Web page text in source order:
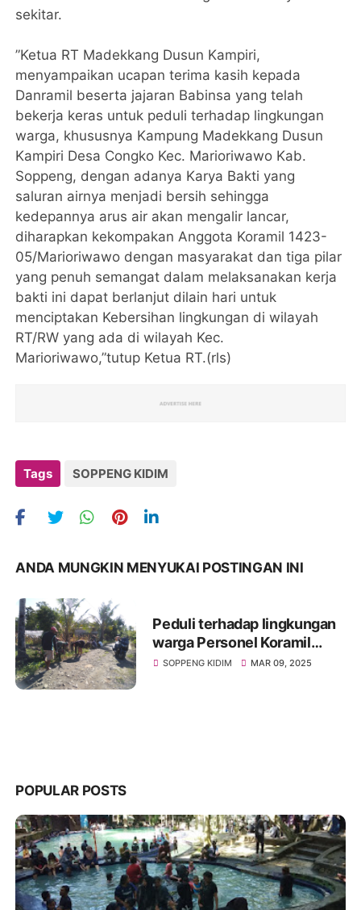
sekitar.
”Ketua RT Madekkang Dusun Kampiri,
menyampaikan ucapan terima kasih kepada
Danramil beserta jajaran Babinsa yang telah
bekerja keras untuk peduli terhadap lingkungan
warga, khususnya Kampung Madekkang Dusun
Kampiri Desa Congko Kec. Marioriwawo Kab.
Soppeng, dengan adanya Karya Bakti yang
saluran airnya menjadi bersih sehingga
kedepannya arus air akan mengalir lancar,
diharapkan kekompakan Anggota Koramil 1423-
05/Marioriwawo dengan masyarakat dan tiga pilar
yang penuh semangat dalam melaksanakan kerja
bakti ini dapat berlanjut dilain hari untuk
menciptakan Kebersihan lingkungan di wilayah
RT/RW yang ada di wilayah Kec.
Marioriwawo,”tutup Ketua RT.(rls)
Tags SOPPENG KIDIM
ANDA MUNGKIN MENYUKAI POSTINGAN INI
Peduli terhadap lingkungan
warga Personel Koramil
1423-05 Marioriwawo Gelar
SOPPENG KIDIM MAR 09, 2025
POPULAR POSTS